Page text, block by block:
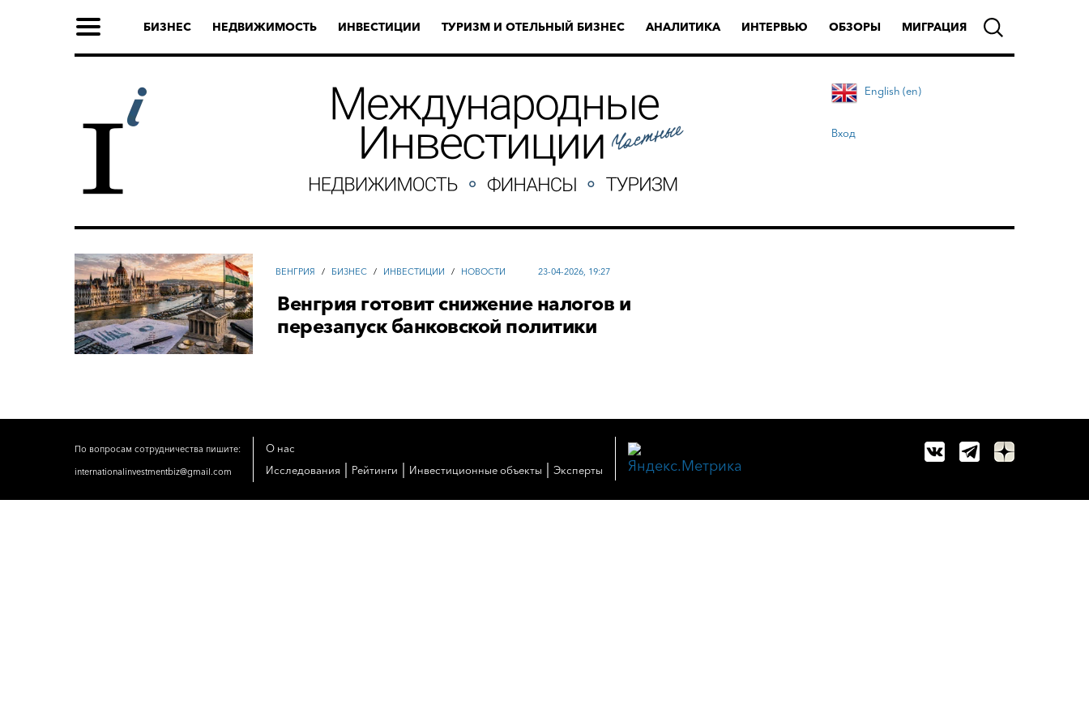
БИЗНЕС НЕДВИЖИМОСТЬ ИНВЕСТИЦИИ ТУРИЗМ И ОТЕЛЬНЫЙ БИЗНЕС АНАЛИТИКА ИНТЕРВЬЮ ОБЗОРЫ МИГРАЦИЯ
English (en)
Вход
ВЕНГРИЯ / БИЗНЕС / ИНВЕСТИЦИИ / НОВОСТИ 23-04-2026, 19:27
Венгрия готовит снижение налогов и
перезапуск банковской политики
По вопросам сотрудничества пишите:
internationalinvestmentbiz@gmail.com
О нас
Исследования
Рейтинги Инвестиционные объекты Эксперты